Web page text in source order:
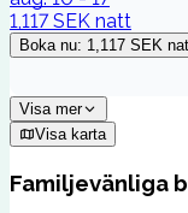
1,117 SEK natt
Boka nu: 1,117 SEK
Visa mer
Visa karta
Familjevänliga